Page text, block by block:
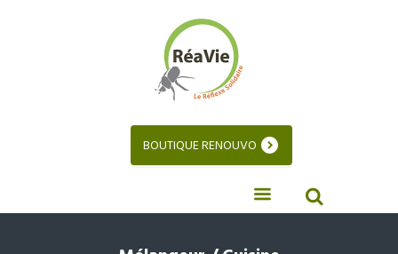
BOUTIQUE RENOUVO